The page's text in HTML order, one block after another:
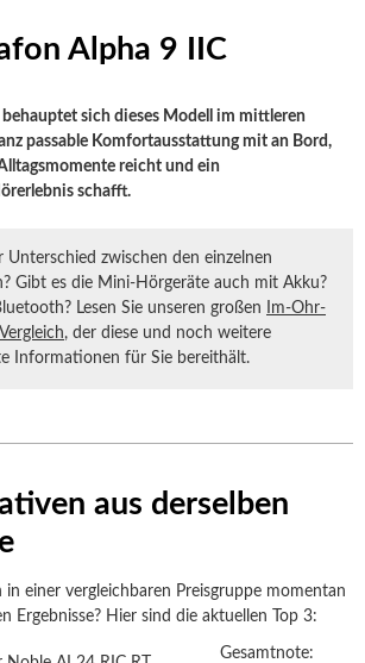
Alpha 9 IIC
sich dieses Modell im mittleren
passable Komfortausstattung mit an Bord,
reicht und ein
schafft.
Unterschied zwischen den einzelnen
Gibt es die Mini-Hörgeräte auch mit Akku?
Lesen Sie unseren großen
Im-Ohr-
, der diese und noch weitere
Informationen für Sie bereithält.
aus derselben
in einer vergleichbaren Preisgruppe momentan
Ergebnisse? Hier sind die aktuellen Top 3:
Gesamtnote: